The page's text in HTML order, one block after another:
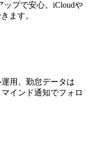
ップで安心。iCloudや
ます。
用。勤怠データは
インド通知でフォロ